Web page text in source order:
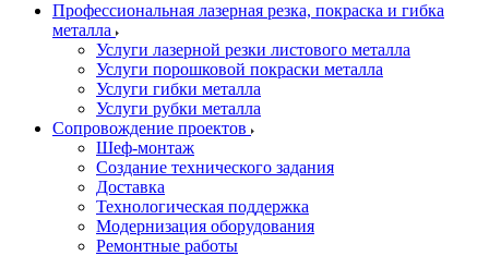
Профессиональная лазерная резка, покраска и гибка
металла
Услуги лазерной резки листового металла
Услуги порошковой покраски металла
Услуги гибки металла
Услуги рубки металла
Сопровождение проектов
Шеф-монтаж
Создание технического задания
Доставка
Технологическая поддержка
Модернизация оборудования
Ремонтные работы